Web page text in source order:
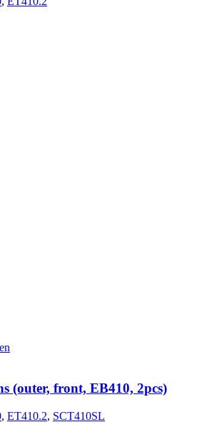
(outer, front, EB410, 2pcs)
, ET410.2, SCT410SL